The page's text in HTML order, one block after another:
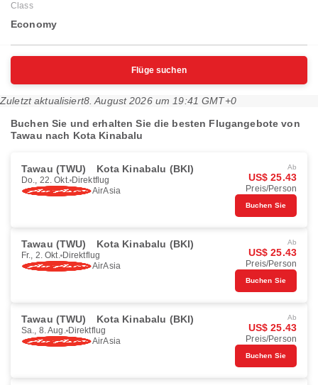
Class
Economy
Flüge suchen
Zuletzt aktualisiert8. August 2026 um 19:41 GMT+0
Buchen Sie und erhalten Sie die besten Flugangebote von
Tawau nach Kota Kinabalu
Tawau (TWU) Kota Kinabalu (BKI)
Do., 22. Okt. Direktflug
AirAsia
Ab
US$ 25.43
Preis/Person
Buchen Sie
Tawau (TWU) Kota Kinabalu (BKI)
Fr., 2. Okt. Direktflug
AirAsia
Ab
US$ 25.43
Preis/Person
Buchen Sie
Tawau (TWU) Kota Kinabalu (BKI)
Sa., 8. Aug. Direktflug
AirAsia
Ab
US$ 25.43
Preis/Person
Buchen Sie